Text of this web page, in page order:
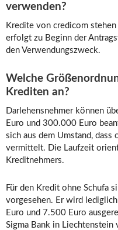
verwenden?
Kredite von credicom
erfolgt zu Beginn der
den Verwendungszweck.
Welche
Krediten an?
Darlehensnehmer können
Euro und 300.000 Euro
sich aus dem Umstand, dass
vermittelt. Die Laufzeit
Kreditnehmers.
Für den Kredit ohne Schufa
vorgesehen. Er wird
Euro und 7.500 Euro
Sigma Bank in Liechtenstein